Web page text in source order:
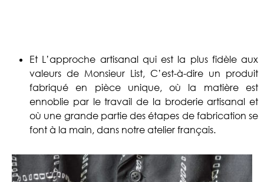
Et L’approche artisanal qui est la plus fidèle aux
valeurs de Monsieur List, C’est-à-dire un produit
fabriqué en pièce unique, où la matière est
ennoblie par le travail de la broderie artisanal et
où une grande partie des étapes de fabrication se
font à la main, dans notre atelier français.